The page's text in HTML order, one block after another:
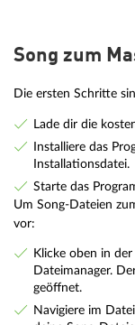
Song zum
Die ersten Schritte
Lade dir die
Installiere das
Installationsdatei.
Starte das
Um Song-Dateien
vor:
Klicke oben in
Dateimanager.
geöffnet.
Navigiere im